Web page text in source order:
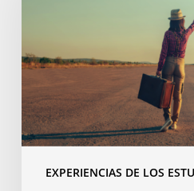
EXPERIENCIAS DE LOS
superé
mi
miedo
a
volar